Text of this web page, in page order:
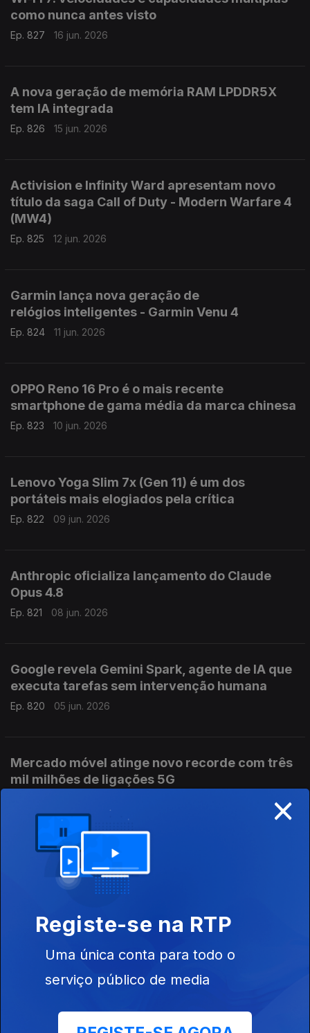
como nunca antes visto
Ep. 827 16 jun. 2026
A nova geração de memória RAM LPDDR5X
tem IA integrada
Ep. 826 15 jun. 2026
Activision e Infinity Ward apresentam novo
título da saga Call of Duty - Modern Warfare 4
(MW4)
Ep. 825 12 jun. 2026
Garmin lança nova geração de
relógios inteligentes - Garmin Venu 4
Ep. 824 11 jun. 2026
OPPO Reno 16 Pro é o mais recente
smartphone de gama média da marca chinesa
Ep. 823 10 jun. 2026
Lenovo Yoga Slim 7x (Gen 11) é um dos
portáteis mais elogiados pela crítica
Ep. 822 09 jun. 2026
Anthropic oficializa lançamento do Claude
Opus 4.8
Ep. 821 08 jun. 2026
Google revela Gemini Spark, agente de IA que
executa tarefas sem intervenção humana
Ep. 820 05 jun. 2026
Mercado móvel atinge novo recorde com três
mil milhões de ligações 5G
RedMagic anuncia os novos smartphones topo
de gama
03 jun. 2026
Investigadores da Universidade de Coimbra
criam novo condutor transparente para ecrãs
flexíveis
×
Registe-se na RTP
Uma única conta para todo o
serviço público de media